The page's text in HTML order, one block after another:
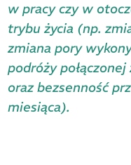
w pracy czy w
trybu życia (np.
zmiana pory
podróży
oraz bezsenność
miesiąca).